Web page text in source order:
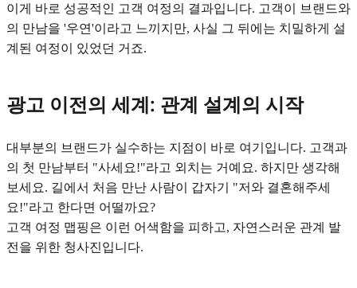
이게 바로 성공적인 고객 여정의 결과입니다. 고객이 브랜드와
의 만남을 '우연'이라고 느끼지만, 사실 그 뒤에는 치밀하게 설
계된 여정이 있었던 거죠.
광고 이전의 세계: 관계 설계의 시작
대부분의 브랜드가 실수하는 지점이 바로 여기입니다. 고객과
의 첫 만남부터 "사세요!"라고 외치는 거예요. 하지만 생각해
보세요. 길에서 처음 만난 사람이 갑자기 "저와 결혼해주세
요!"라고 한다면 어떨까요?
고객 여정 맵핑은 이런 어색함을 피하고, 자연스러운 관계 발
전을 위한 청사진입니다.